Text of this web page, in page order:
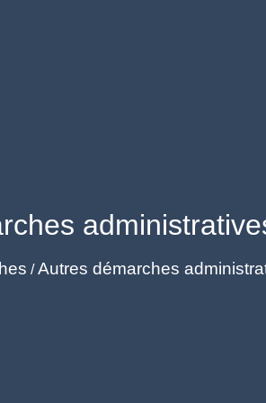
/Autres démarches